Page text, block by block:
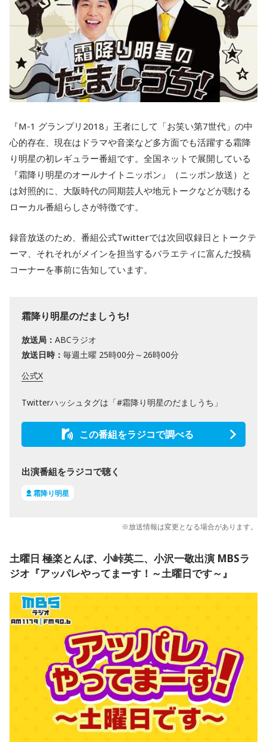
『M-1 グランプリ2018』王者にして「お笑い第7世代」の中
心的存在、現在はドラマや音楽など多方面でも活躍する霜降
り明星の初レギュラー番組です。全国ネットで展開している
『霜降り明星のオールナイトニッポン』（ニッポン放送）と
は対照的に、大阪時代の同期芸人や地元トークなどが聴ける
ローカル番組らしさが特徴です。
録音放送のため、番組公式Twitterでは次回収録日とトークテ
ーマ、それそれがメインを担当するバラエティに富んだ投稿
コーナーを事前に告知しています。
霜降り明星のだましうち!
放送局： ABCラジオ
放送日時： 毎週土曜 25時00分～26時00分
公式X
Twitterハッシュタグは「#霜降り明星のだましうち」
この番組をラジコで調べる
出演番組をラジコで聴く
霜降り明星
※放送情報は変更となる場合があります。
土曜日 極楽とんぼ、小峠英二、小沢一敬出演 MBSラ
ジオ『アッパレやってまーす！～土曜日です～』